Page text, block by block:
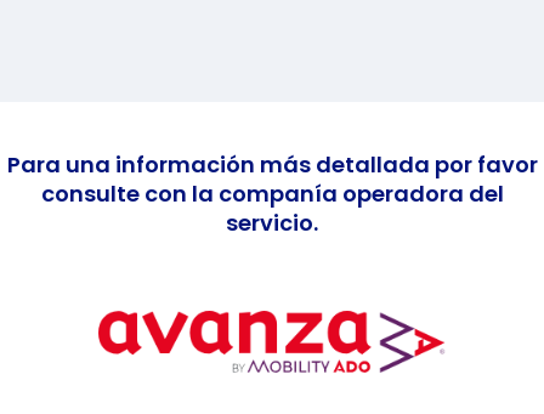
Para una información más detallada por favor
consulte con la companía operadora del
servicio.